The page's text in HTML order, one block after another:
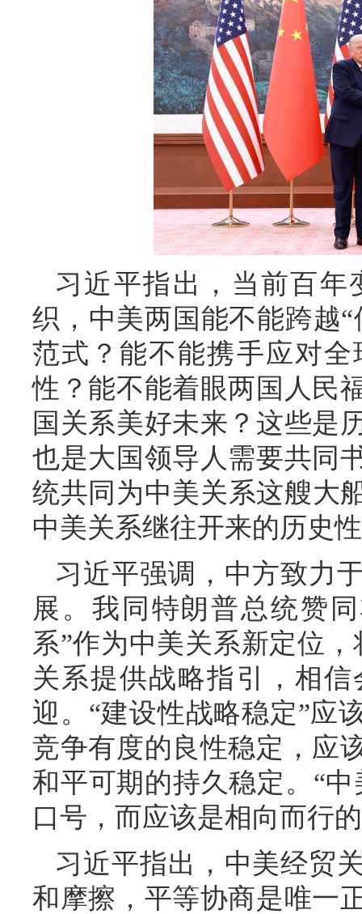
习近平指出，当前百年
织，中美两国能不能跨越
范式？能不能携手应对
性？能不能着眼两国人民
国关系美好未来？这些是
也是大国领导人需要共同
统共同为中美关系这艘大
中美关系继往开来的历史
习近平强调，中方致力
展。我同特朗普总统赞
系”作为中美关系新定位
关系提供战略指引，相
迎。“建设性战略稳定”应
竞争有度的良性稳定，应
和平可期的持久稳定。“
口号，而应该是相向而行
习近平指出，中美经贸
和摩擦，平等协商是唯一